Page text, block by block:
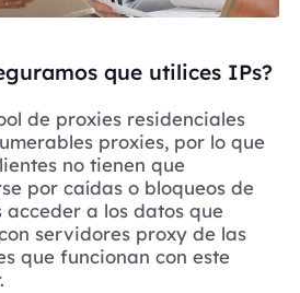
que utilices IPs?
de proxies residenciales
proxies, por lo que
no tienen que
por caídas o bloqueos de
acceder a los datos que
servidores proxy de las
que funcionan con este